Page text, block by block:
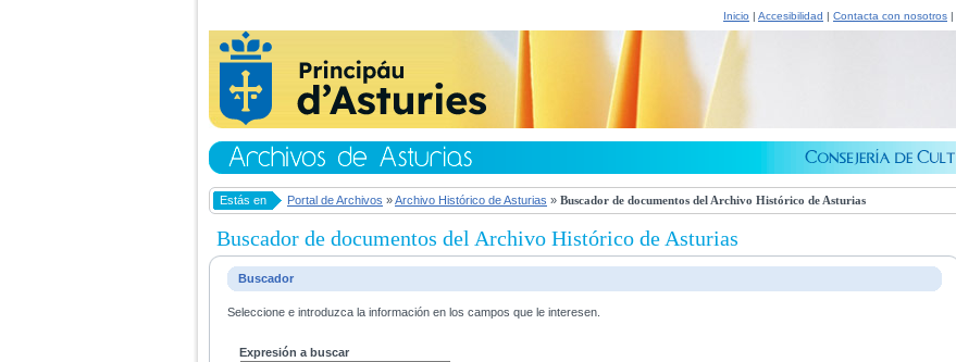
Inicio | Accesibilidad | Contacta con nosotros |
Estás en Portal de Archivos »Archivo Histórico de Asturias » Buscador de documentos del Archivo Histórico de Asturias
Buscador de documentos del Archivo Histórico de Asturias
Buscador
Seleccione e introduzca la información en los campos que le interesen.
Expresión a buscar